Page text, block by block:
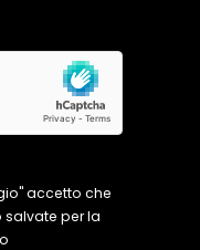
accetto che
per la